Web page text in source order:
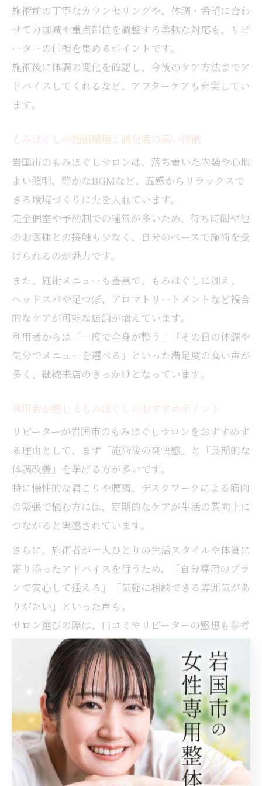
施術前の丁寧なカウンセリングや、体調・希望に合わ
せて力加減や重点部位を調整する柔軟な対応も、リピ
ーターの信頼を集めるポイントです。
施術後に体調の変化を確認し、今後のケア方法までア
ドバイスしてくれるなど、アフターケアも充実してい
ます。
もみほぐしの施術環境と満足度の高い特徴
岩国市のもみほぐしサロンは、落ち着いた内装や心地
よい照明、静かなBGMなど、五感からリラックスで
きる環境づくりに力を入れています。
完全個室や予約制での運営が多いため、待ち時間や他
のお客様との接触も少なく、自分のペースで施術を受
けられるのが魅力です。
また、施術メニューも豊富で、もみほぐしに加え、
ヘッドスパや足つぼ、アロマトリートメントなど複合
的なケアが可能な店舗が増えています。
利用者からは「一度で全身が整う」「その日の体調や
気分でメニューを選べる」といった満足度の高い声が
多く、継続来店のきっかけとなっています。
利用者が感じるもみほぐしのおすすめポイント
リピーターが岩国市のもみほぐしサロンをおすすめす
る理由として、まず「施術後の爽快感」と「長期的な
体調改善」を挙げる方が多いです。
特に慢性的な肩こりや腰痛、デスクワークによる筋肉
の緊張で悩む方には、定期的なケアが生活の質向上に
つながると実感されています。
さらに、施術者が一人ひとりの生活スタイルや体質に
寄り添ったアドバイスを行うため、「自分専用のプラ
ンで安心して通える」「気軽に相談できる雰囲気があ
りがたい」といった声も。
サロン選びの際は、口コミやリピーターの感想も参考
に、自分に合う店舗を見つけることが大切です。
岩国市もみほぐしの違いと顧客満足の要素
岩国市のもみほぐしサロンは、施術技術だけでなく、
利用者の気持ちに寄り添う接客やきめ細やかなサービ
スで差別化を図っています。
例えば、定期利用者には体調管理のアドバイスや季節
ごとの特別メニューを提案するなど、長く通い続けた